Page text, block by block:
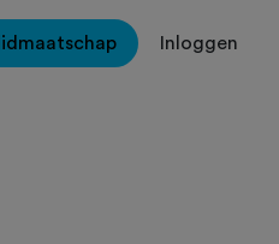
Inloggen